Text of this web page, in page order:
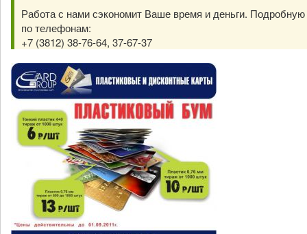
Работа с нами сэкономит Ваше время и деньги.
по телефонам:
+7 (3812) 38-76-64, 37-67-37